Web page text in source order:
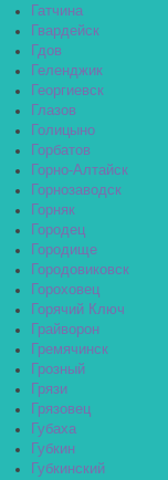
Гатчина
Гвардейск
Гдов
Геленджик
Георгиевск
Глазов
Голицыно
Горбатов
Горно-Алтайск
Горнозаводск
Горняк
Городец
Городище
Городовиковск
Гороховец
Горячий Ключ
Грайворон
Гремячинск
Грозный
Грязи
Грязовец
Губаха
Губкин
Губкинский